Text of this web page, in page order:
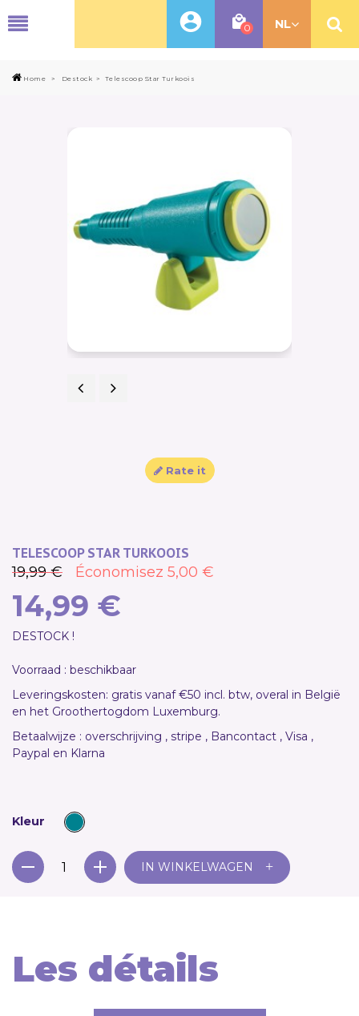
0 NL
Home > Destock > Telescoop Star Turkoois
Rate it
TELESCOOP STAR TURKOOIS
19,99 € Économisez 5,00 €
14,99 €
DESTOCK !
Voorraad : beschikbaar
Leveringskosten: gratis vanaf €50 incl. btw, overal in België
en het Groothertogdom Luxemburg.
Betaalwijze : overschrijving , stripe , Bancontact , Visa ,
Paypal en Klarna
IN WINKELWAGEN +
Les détails